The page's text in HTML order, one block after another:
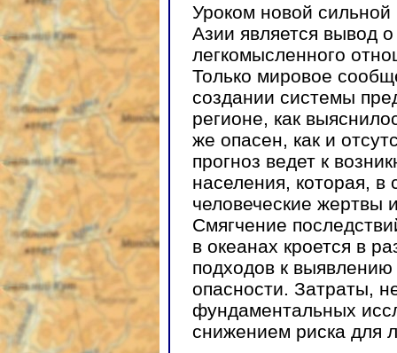
Уроком новой
Азии является вывод
легкомысленного
Только мировое
создании системы
регионе, как
же опасен, как и
прогноз ведет к
населения, которая,
человеческие жертвы
Смягчение
в океанах кроется в
подходов к
опасности. Затраты,
фундаментальных
снижением риска для